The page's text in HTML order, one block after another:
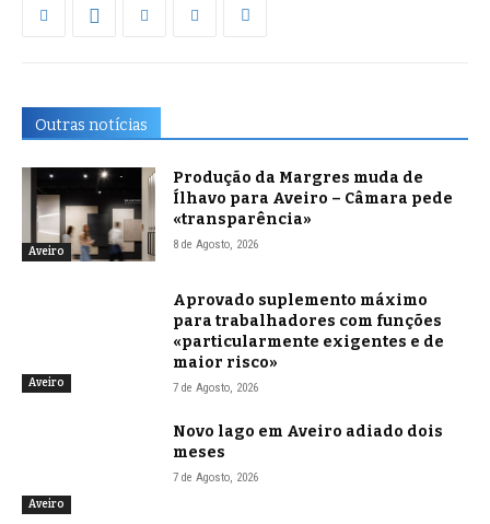
Outras notícias
Aveiro
Produção da Margres muda de
Ílhavo para Aveiro – Câmara pede
«transparência»
8 de Agosto, 2026
Aveiro
Aprovado suplemento máximo
para trabalhadores com funções
«particularmente exigentes e de
maior risco»
7 de Agosto, 2026
Aveiro
Novo lago em Aveiro adiado dois
meses
7 de Agosto, 2026